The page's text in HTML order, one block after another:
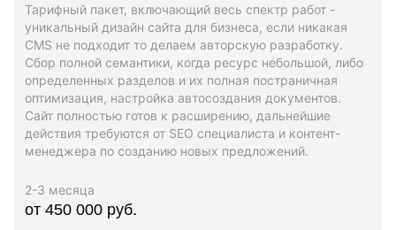
Тарифный пакет, включающий весь спектр работ -
уникальный дизайн сайта для бизнеса, если никакая
CMS не подходит то делаем авторскую разработку.
Сбор полной семантики, когда ресурс небольшой, либо
определенных разделов и их полная постраничная
оптимизация, настройка автосоздания документов.
Сайт полностью готов к расширению, дальнейшие
действия требуются от SEO специалиста и контент-
менеджера по созданию новых предложений.
2-3 месяца
от 450 000 руб.